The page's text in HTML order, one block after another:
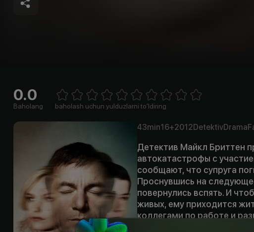
0.0
Baholang 1 Star2 Stars3 Stars4 Stars5 Stars6 Stars7 Stars8 Stars
baholash uchun yulduzlarni to'ldiring
43min16+2012DetektivDrama
Детектив Майкл Бриттен
автокатастрофы с
сообщают, что супруга
Проснувшись на
повернулись вспять. И
живых, ему приходится
коллегами по работе и